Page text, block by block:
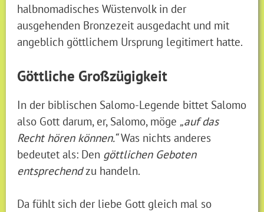
halbnomadisches Wüstenvolk in der
ausgehenden Bronzezeit ausgedacht und mit
angeblich göttlichem Ursprung legitimert hatte.
Göttliche Großzügigkeit
In der biblischen Salomo-Legende bittet Salomo
also Gott darum, er, Salomo, möge „auf das
Recht hören können.“Was nichts anderes
bedeutet als: Den göttlichen Geboten
entsprechendzu handeln.
Da fühlt sich der liebe Gott gleich mal so